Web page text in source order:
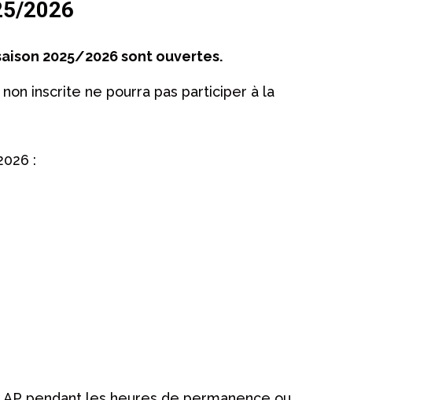
2026
2025/2026 sont ouvertes.
inscrite ne pourra pas participer à la
: